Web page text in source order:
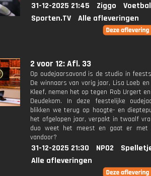
31-12-2025 21:45 Ziggo
Sporten.TV
Alle afleveringen
2 voor 12: Afl. 33
Op oudejaarsavond is de studio in
De winnaars van vorig jaar, Lisa Loeb
Kleef, nemen het op tegen Rob Urgert
Deudekom. In deze feestelijke
blikken we terug op hoogte- en
het afgelopen jaar, verpakt in twaalf
duo weet het meest en gaat er met
vandoor?
31-12-2025 21:30 NPO2
Alle afleveringen